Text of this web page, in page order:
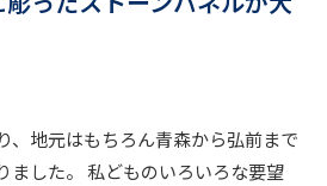
、地元はもちろん青森から弘前まで
ました。 私どものいろいろな要望